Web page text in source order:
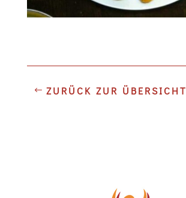
ZURÜCK ZUR ÜBERSICHT